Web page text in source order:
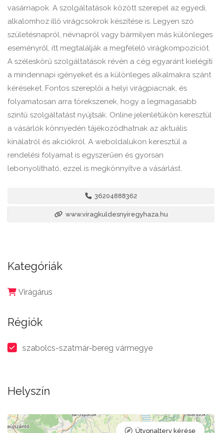
vasárnapok. A szolgáltatások között szerepel az egyedi,
alkalomhoz illő virágcsokrok készítése is. Legyen szó
születésnapról, névnapról vagy bármilyen más különleges
eseményről, itt megtalálják a megfelelő virágkompozíciót.
A széleskörű szolgáltatások révén a cég egyaránt kielégíti
a mindennapi igényeket és a különleges alkalmakra szánt
kéréseket. Fontos szereplői a helyi virágpiacnak, és
folyamatosan arra törekszenek, hogy a legmagasabb
szintű szolgáltatást nyújtsák. Online jelenlétükön keresztül
a vásárlók könnyedén tájékozódhatnak az aktuális
kínálatról és akciókról. A weboldalukon keresztül a
rendelési folyamat is egyszerűen és gyorsan
lebonyolítható, ezzel is megkönnyítve a vásárlást.
36204888362
www.viragkuldesnyiregyhaza.hu
Kategóriák
Virágárus
Régiók
szabolcs-szatmár-bereg vármegye
Helyszín
Útvonalterv kérése